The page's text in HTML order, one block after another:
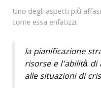
Uno degli aspetti più
come essa enfatizzi:
la pianificazione
risorse e l’abilità
alle situazioni di